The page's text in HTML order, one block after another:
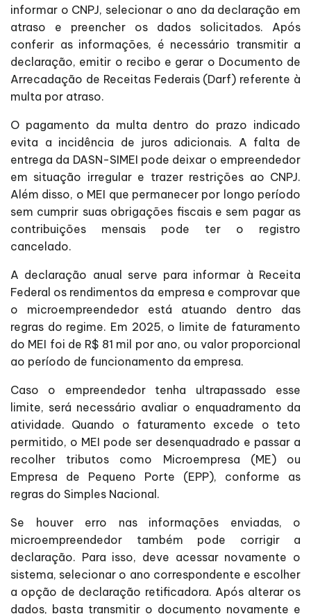
informar o CNPJ, selecionar o ano da declaração em
atraso e preencher os dados solicitados. Após
conferir as informações, é necessário transmitir a
declaração, emitir o recibo e gerar o Documento de
Arrecadação de Receitas Federais (Darf) referente à
multa por atraso.
O pagamento da multa dentro do prazo indicado
evita a incidência de juros adicionais. A falta de
entrega da DASN-SIMEI pode deixar o empreendedor
em situação irregular e trazer restrições ao CNPJ.
Além disso, o MEI que permanecer por longo período
sem cumprir suas obrigações fiscais e sem pagar as
contribuições mensais pode ter o registro
cancelado.
A declaração anual serve para informar à Receita
Federal os rendimentos da empresa e comprovar que
o microempreendedor está atuando dentro das
regras do regime. Em 2025, o limite de faturamento
do MEI foi de R$ 81 mil por ano, ou valor proporcional
ao período de funcionamento da empresa.
Caso o empreendedor tenha ultrapassado esse
limite, será necessário avaliar o enquadramento da
atividade. Quando o faturamento excede o teto
permitido, o MEI pode ser desenquadrado e passar a
recolher tributos como Microempresa (ME) ou
Empresa de Pequeno Porte (EPP), conforme as
regras do Simples Nacional.
Se houver erro nas informações enviadas, o
microempreendedor também pode corrigir a
declaração. Para isso, deve acessar novamente o
sistema, selecionar o ano correspondente e escolher
a opção de declaração retificadora. Após alterar os
dados, basta transmitir o documento novamente e